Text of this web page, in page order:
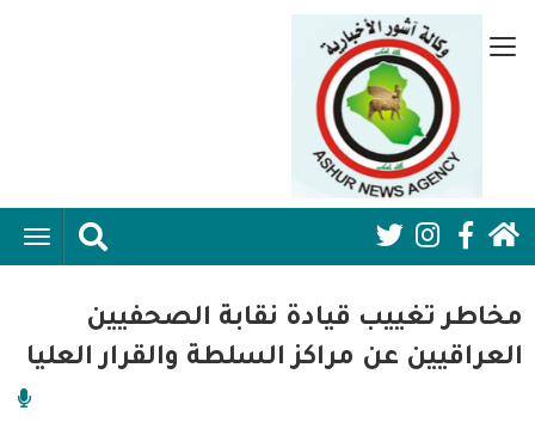
إلى
Social
Media:
Header
مخاطر تغييب قيادة نقابة الصحفيين
العراقيين عن مراكز السلطة والقرار العليا
قائمة
جانبية
الرئيسية
اقتصاد واعمال